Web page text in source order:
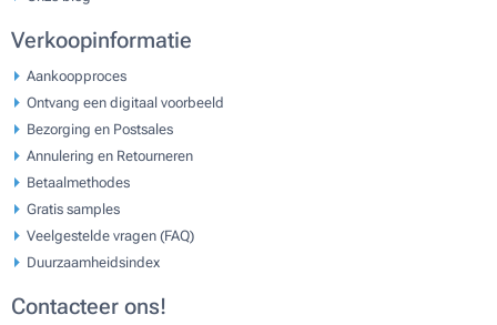
Verkoopinformatie
Aankoopproces
Ontvang een digitaal voorbeeld
Bezorging en Postsales
Annulering en Retourneren
Betaalmethodes
Gratis samples
Veelgestelde vragen (FAQ)
Duurzaamheidsindex
Contacteer ons!